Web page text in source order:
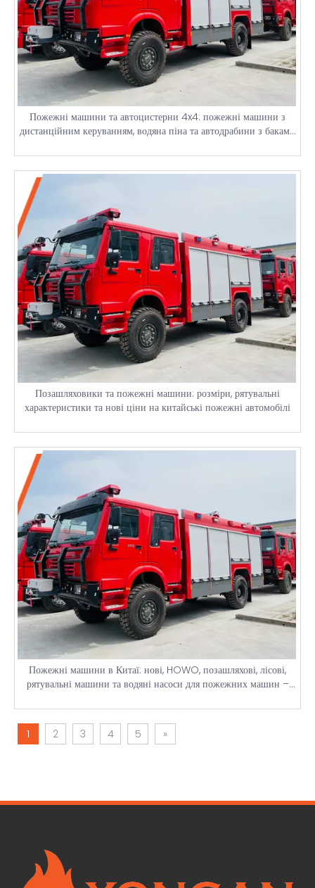
Пожежні машини та автоцистерни 4x4: пожежні машини з
дистанційним керуванням, водяна піна та автодрабини з баками
Позашляховики та пожежні машини: розміри, рятувальні
характеристики та нові ціни на китайські пожежні автомобілі
Пожежні машини в Китаї: нові, HOWO, позашляхові, лісові,
рятувальні машини та водяні насоси для пожежних машин –
1 2 3 4 5 »